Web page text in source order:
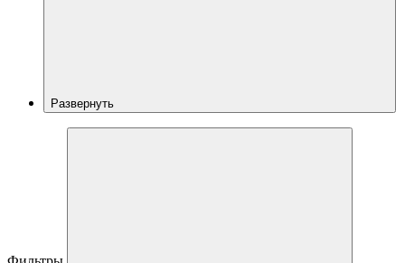
Развернуть